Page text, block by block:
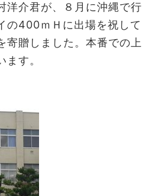
洋介君が、８月に沖縄で行
の400ｍＨに出場を祝して
寄贈しました。本番での上
す。